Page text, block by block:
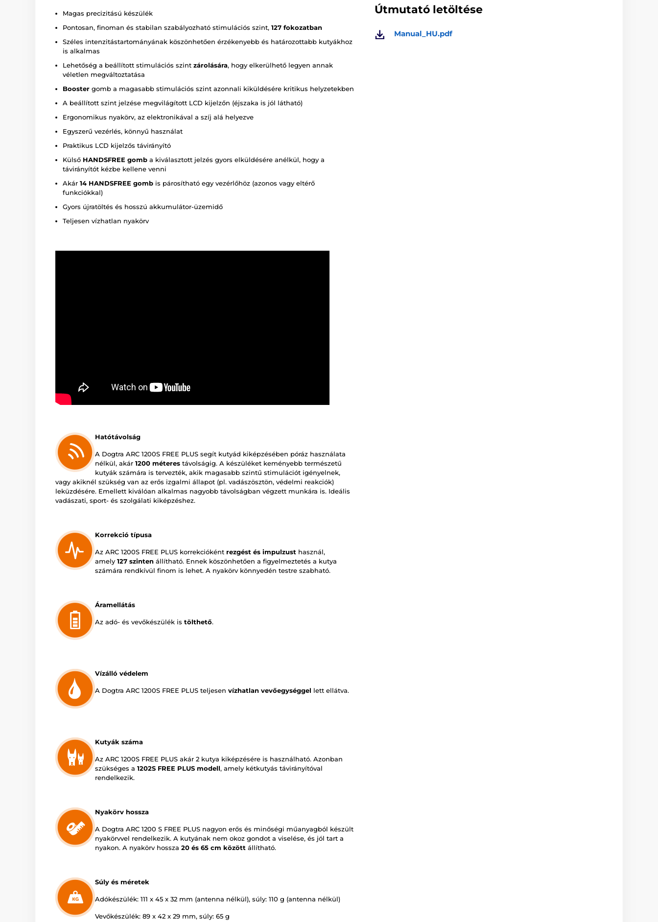
Magas precizitású készülék
Pontosan, finoman és stabilan szabályozható stimulációs szint, 127 fokozatban
Széles intenzitástartományának köszönhetően érzékenyebb és határozottabb kutyákhoz
is alkalmas
Lehetőség a beállított stimulációs szint zárolására, hogy elkerülhető legyen annak
véletlen megváltoztatása
Booster gomb a magasabb stimulációs szint azonnali kiküldésére kritikus helyzetekben
A beállított szint jelzése megvilágított LCD kijelzőn (éjszaka is jól látható)
Ergonomikus nyakörv, az elektronikával a szíj alá helyezve
Egyszerű vezérlés, könnyű használat
Praktikus LCD kijelzős távirányító
Külső HANDSFREE gomb a kiválasztott jelzés gyors elküldésére anélkül, hogy a
távirányítót kézbe kellene venni
Akár 14 HANDSFREE gomb is párosítható egy vezérlőhöz (azonos vagy eltérő
funkciókkal)
Gyors újratöltés és hosszú akkumulátor-üzemidő
Teljesen vízhatlan nyakörv
Hatótávolság
A Dogtra ARC 1200S FREE PLUS segít kutyád kiképzésében póráz használata
nélkül, akár 1200 méteres távolságig. A készüléket keményebb természetű
kutyák számára is tervezték, akik magasabb szintű stimulációt igényelnek,
vagy akiknél szükség van az erős izgalmi állapot (pl. vadászösztön, védelmi reakciók)
leküzdésére. Emellett kiválóan alkalmas nagyobb távolságban végzett munkára is. Ideális
vadászati, sport- és szolgálati kiképzéshez.
Korrekció típusa
Az ARC 1200S FREE PLUS korrekcióként rezgést és impulzust használ,
amely 127 szinten állítható. Ennek köszönhetően a figyelmeztetés a kutya
számára rendkívül finom is lehet. A nyakörv könnyedén testre szabható.
Áramellátás
Az adó- és vevőkészülék is tölthető.
Vízálló védelem
A Dogtra ARC 1200S FREE PLUS teljesen vízhatlan vevőegységgel lett ellátva.
Kutyák száma
Az ARC 1200S FREE PLUS akár 2 kutya kiképzésére is használható. Azonban
szükséges a 1202S FREE PLUS modell, amely kétkutyás távirányítóval
rendelkezik.
Nyakörv hossza
A Dogtra ARC 1200 S FREE PLUS nagyon erős és minőségi műanyagból készült
nyakörvvel rendelkezik. A kutyának nem okoz gondot a viselése, és jól tart a
nyakon. A nyakörv hossza 20 és 65 cm között állítható.
Súly és méretek
Adókészülék: 111 x 45 x 32 mm (antenna nélkül), súly: 110 g (antenna nélkül)
Vevőkészülék: 89 x 42 x 29 mm, súly: 65 g
Útmutató letöltése
Manual_HU.pdf